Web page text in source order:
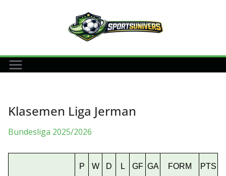
Klasemen Liga Jerman
Bundesliga 2025/2026
P W D L GF GA FORM PTS